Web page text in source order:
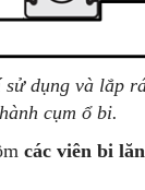
dụng và lắp
cụm ổ bi.
các viên bi lăn